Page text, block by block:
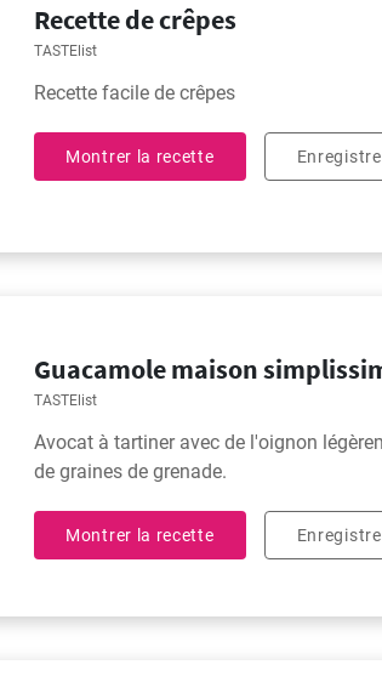
Recette de crêpes
TASTElist
Recette facile de crêpes
Montrer la recette
Guacamole maison
TASTElist
Avocat à tartiner avec de l'oignon
de graines de grenade.
Montrer la recette